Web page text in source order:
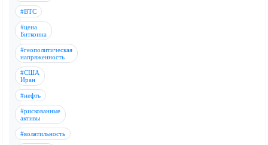
#BTC
#цена
Биткоина
#геополитическая
напряженность
#США
Иран
#нефть
#рискованные
активы
#волатильность